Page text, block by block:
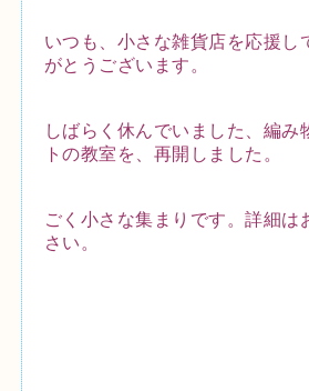
いつも、小さな雑貨店を応援し
がとうございます。
しばらく休んでいました、編み
トの教室を、再開しました。
ごく小さな集まりです。詳細は
さい。